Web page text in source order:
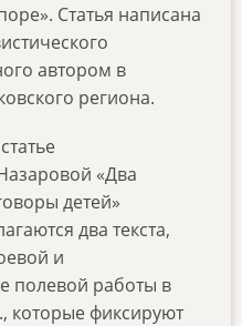
Статья написана
автором в
региона.
«Два
детей»
два текста,
и
полевой работы в
которые фиксируют